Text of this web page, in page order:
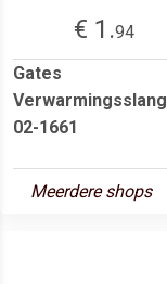
€ 1.94
Gates
Verwarmingsslang
02-1661
Meerdere shops